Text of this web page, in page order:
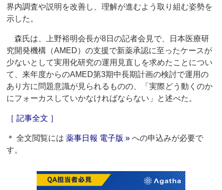
界内調査や説明を改善し、理解が進むよう取り組む姿勢を
示した。
森氏は、上野裕明会長が8日の記者会見で、日本医療研
究開発機構（AMED）の支援で新薬承認に至ったケースが
少ないとして実用化研究の運用見直しを求めたことについ
て、来年度からのAMED第3期中長期計画の検討で運用の
あり方に問題意識が見られるものの、「実際どう動くのか
にフォーカスしていかなければならない」と述べた。
［ 記事全文 ］
＊ 全文閲覧には薬事日報 電子版 » への申込みが必要で
す。